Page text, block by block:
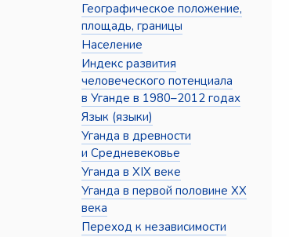
Географическое положение,
площадь, границы
Население
Индекс развития
человеческого потенциала
в Уганде в 1980–2012 годах
Язык (языки)
Уганда в древности
и Средневековье
Уганда в XIX веке
Уганда в первой половине XX
века
Переход к независимости